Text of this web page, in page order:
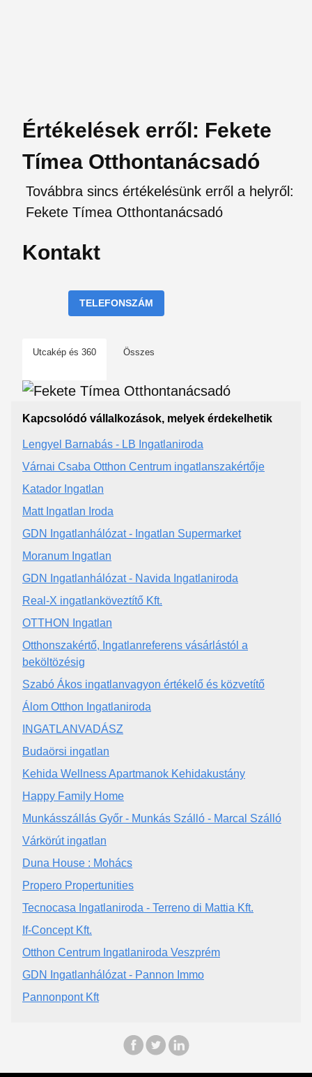
Értékelések erről: Fekete
Tímea Otthontanácsadó
Továbbra sincs értékelésünk erről a helyről:
Fekete Tímea Otthontanácsadó
Kontakt
TELEFONSZÁM
Utcakép és 360 Összes
Kapcsolódó vállalkozások, melyek érdekelhetik
Lengyel Barnabás - LB Ingatlaniroda
Várnai Csaba Otthon Centrum ingatlanszakértője
Katador Ingatlan
Matt Ingatlan Iroda
GDN Ingatlanhálózat - Ingatlan Supermarket
Moranum Ingatlan
GDN Ingatlanhálózat - Navida Ingatlaniroda
Real-X ingatlanköveztítő Kft.
OTTHON Ingatlan
Otthonszakértő, Ingatlanreferens vásárlástól a
beköltözésig
Szabó Ákos ingatlanvagyon értékelő és közvetítő
Álom Otthon Ingatlaniroda
INGATLANVADÁSZ
Budaörsi ingatlan
Kehida Wellness Apartmanok Kehidakustány
Happy Family Home
Munkásszállás Győr - Munkás Szálló - Marcal Szálló
Várkörút ingatlan
Duna House : Mohács
Propero Propertunities
Tecnocasa Ingatlaniroda - Terreno di Mattia Kft.
If-Concept Kft.
Otthon Centrum Ingatlaniroda Veszprém
GDN Ingatlanhálózat - Pannon Immo
Pannonpont Kft